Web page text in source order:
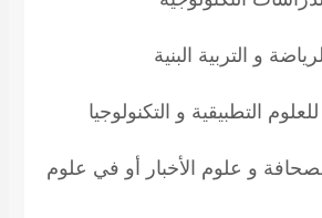
و التربية البنية
التطبيقية و التكنولوجيا
و علوم الأخبار أو في علوم